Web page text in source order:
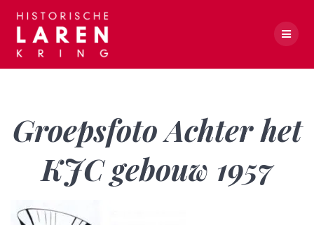
Groepsfoto Achter het
KJC gebouw 1957